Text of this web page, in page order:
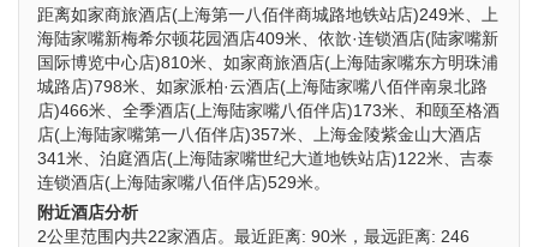
距离如家商旅酒店(上海第一八佰伴商城路地铁站店)249米、上
海陆家嘴新梅希尔顿花园酒店409米、依歆·连锁酒店(陆家嘴新
国际博览中心店)810米、如家商旅酒店(上海陆家嘴东方明珠浦
城路店)798米、如家派柏·云酒店(上海陆家嘴八佰伴南泉北路
店)466米、全季酒店(上海陆家嘴八佰伴店)173米、和颐至格酒
店(上海陆家嘴第一八佰伴店)357米、上海金陵紫金山大酒店
341米、泊庭酒店(上海陆家嘴世纪大道地铁站店)122米、吉泰
连锁酒店(上海陆家嘴八佰伴店)529米。
附近酒店分析
2公里范围内共22家酒店。最近距离: 90米，最远距离: 246